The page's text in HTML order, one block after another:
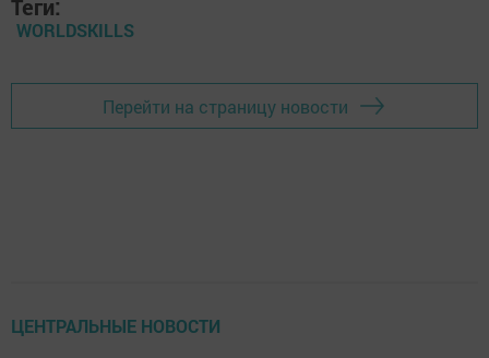
Теги:
WORLDSKILLS
Перейти на страницу новости
ЦЕНТРАЛЬНЫЕ НОВОСТИ